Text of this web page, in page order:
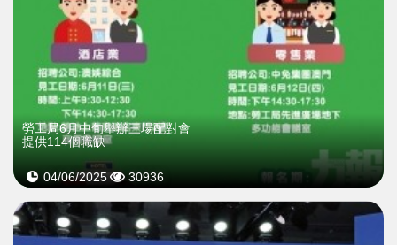
勞工局6月中旬舉辦三場配對會
提供114個職缺
04/06/2025 30936